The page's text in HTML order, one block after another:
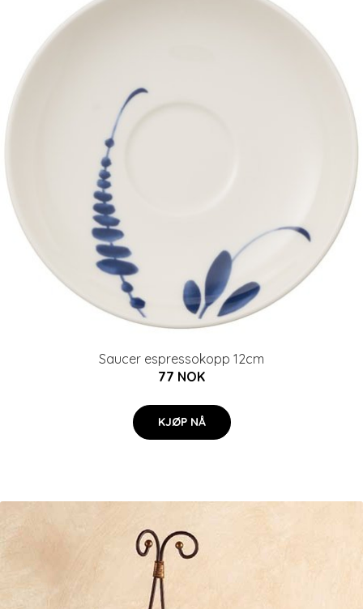
Saucer espressokopp 12cm
77 NOK
KJØP NÅ